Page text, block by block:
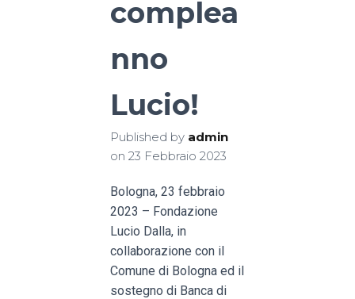
complea
nno
Lucio!
Published by admin
on 23 Febbraio 2023
Bologna, 23 febbraio
2023 – Fondazione
Lucio Dalla, in
collaborazione con il
Comune di Bologna ed il
sostegno di Banca di